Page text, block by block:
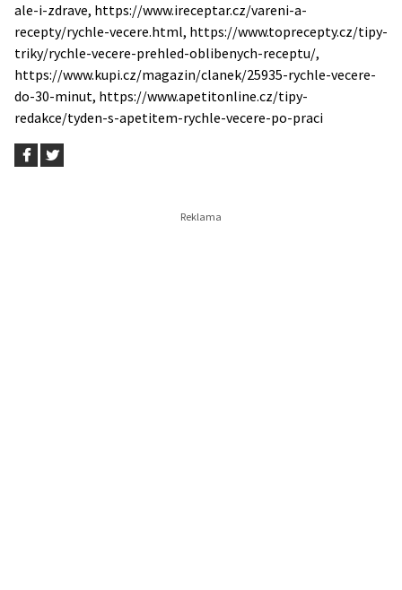
ale-i-zdrave, https://www.ireceptar.cz/vareni-a-
recepty/rychle-vecere.html, https://www.toprecepty.cz/tipy-
triky/rychle-vecere-prehled-oblibenych-receptu/,
https://www.kupi.cz/magazin/clanek/25935-rychle-vecere-
do-30-minut, https://www.apetitonline.cz/tipy-
redakce/tyden-s-apetitem-rychle-vecere-po-praci